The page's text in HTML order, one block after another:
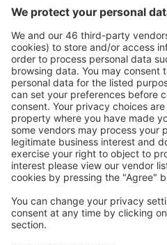
Turaif Airport (TUI)
Wadi al-Dawasir Airport
Flughafen al-Wadschh
Yanbu Al Bahr Abdul